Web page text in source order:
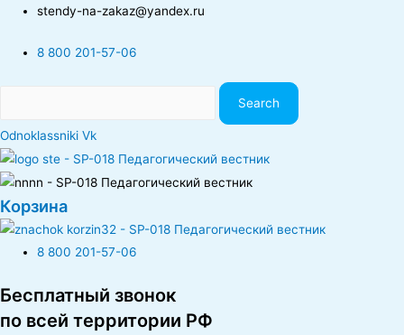
stendy-na-zakaz@yandex.ru
8 800 201-57-06
Search
Odnoklassniki Vk
Корзина
8 800 201-57-06
Бесплатный звонок
по всей территории РФ